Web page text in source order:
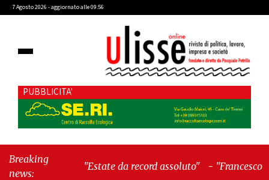
7 Agosto 2026 - aggiornato alle 09:56
PUBBLICITA'
Breaking
news:
"Estate da record assoluto" -"Francesco Guccini